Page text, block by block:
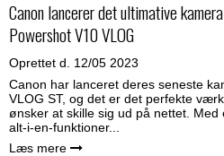
Canon lancerer det ultimative
Powershot V10 VLOG
Oprettet d. 12/05 2023
Canon har lanceret deres seneste
VLOG ST, og det er det perfekte
ønsker at skille sig ud på nettet.
alt-i-en-funktioner...
Læs mere